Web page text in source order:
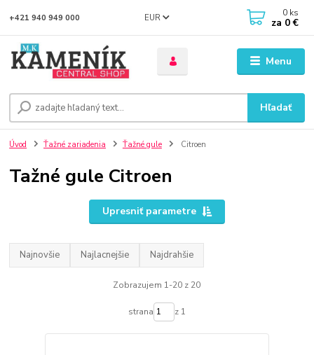
Menu
EUR
Hľadať
+421 940 949 000 0 ks
za 0 €
Úvod Ťažné zariadenia Ťažné gule Citroen
Tažné gule Citroen
Upresniť parametre
Najnovšie Najlacnejšie Najdrahšie
Zobrazujem 1-20 z 20
strana z 1